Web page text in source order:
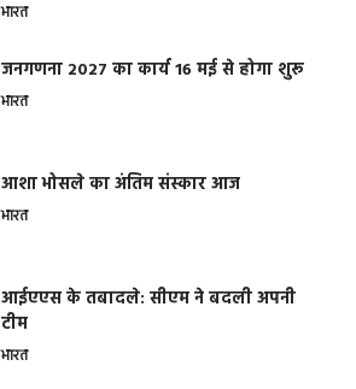
भारत
जनगणना 2027 का कार्य 16 मई से होगा शुरू
भारत
आशा भोसले का अंतिम संस्कार आज
भारत
आईएएस के तबादले: सीएम ने बदली अपनी
टीम
भारत